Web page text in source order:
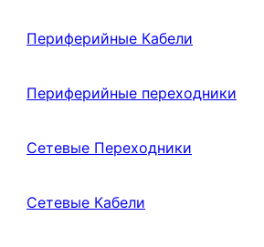
Периферийные Кабели
Периферийные переходники
Сетевые Переходники
Сетевые Кабели